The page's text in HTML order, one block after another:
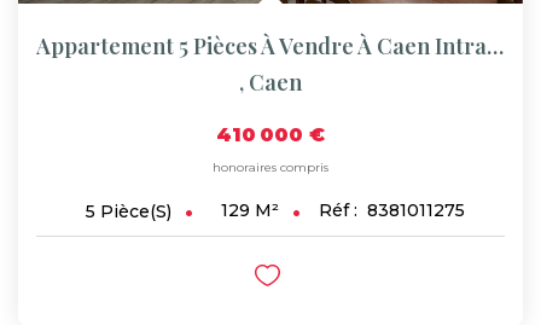
Appartement 5 Pièces À Vendre À Caen Intra-Muros - Dernier...
, Caen
410 000 €
honoraires compris
5 Pièce(s) 129 M² Réf : 8381011275